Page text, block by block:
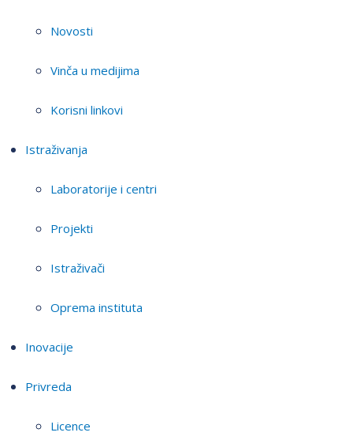
Novosti
Vinča u medijima
Korisni linkovi
Istraživanja
Laboratorije i centri
Projekti
Istraživači
Oprema instituta
Inovacije
Privreda
Licence